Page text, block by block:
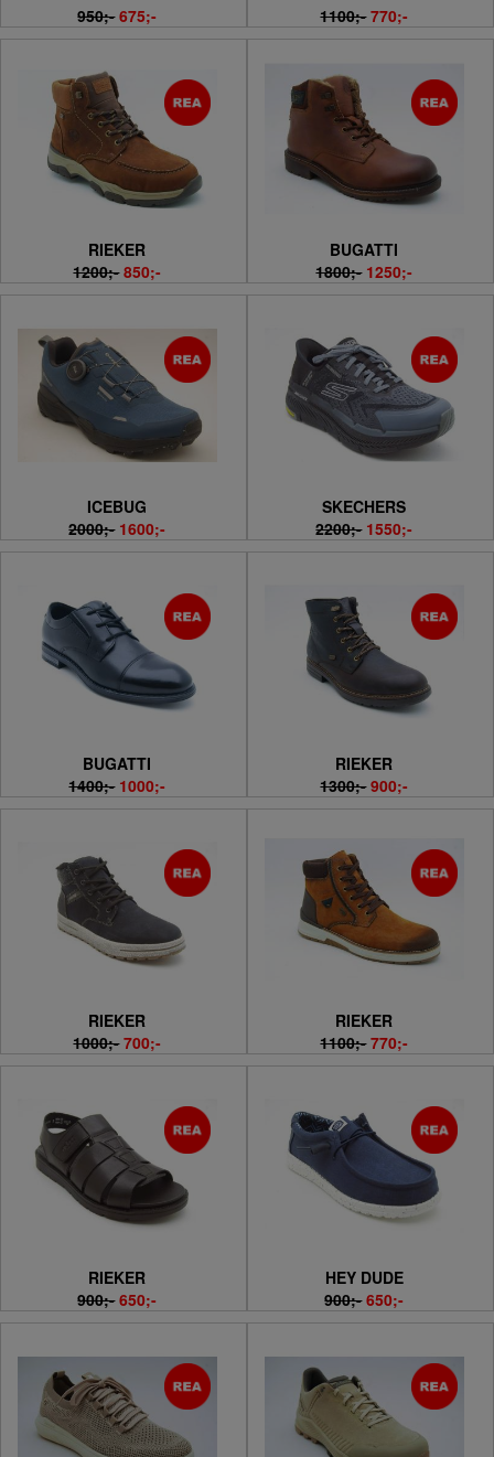
950;- 675;-
1100;- 770;-
RIEKER
1200;- 850;-
BUGATTI
1800;- 1250;-
ICEBUG
2000;- 1600;-
SKECHERS
2200;- 1550;-
BUGATTI
1400;- 1000;-
RIEKER
1300;- 900;-
RIEKER
1000;- 700;-
RIEKER
1100;- 770;-
RIEKER
900;- 650;-
HEY DUDE
900;- 650;-